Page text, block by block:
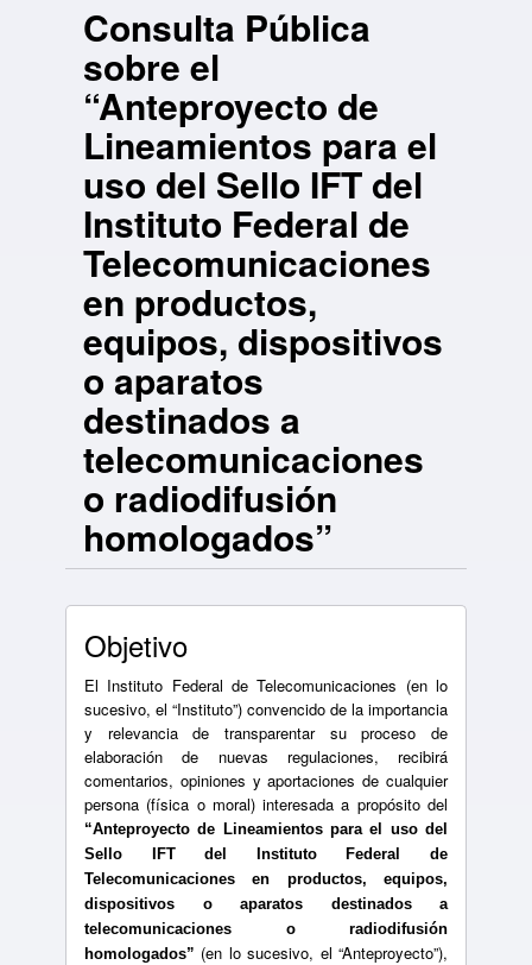
Consulta Pública
sobre el
“Anteproyecto de
Lineamientos para el
uso del Sello IFT del
Instituto Federal de
Telecomunicaciones
en productos,
equipos, dispositivos
o aparatos
destinados a
telecomunicaciones
o radiodifusión
homologados”
Objetivo
El Instituto Federal de Telecomunicaciones (en lo
sucesivo, el “Instituto”) convencido de la importancia
y relevancia de transparentar su proceso de
elaboración de nuevas regulaciones, recibirá
comentarios, opiniones y aportaciones de cualquier
persona (física o moral) interesada a propósito del
“Anteproyecto de Lineamientos para el uso del
Sello IFT del Instituto Federal de
Telecomunicaciones en productos, equipos,
dispositivos o aparatos destinados a
telecomunicaciones o radiodifusión
homologados” (en lo sucesivo, el “Anteproyecto”),